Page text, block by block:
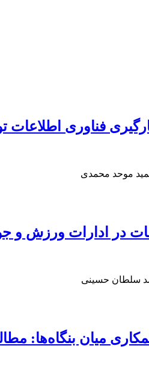
فناوری
موحد محمدی
در ادارات ورزش و
سلطان حسینی
میان بنگاه‌ها: